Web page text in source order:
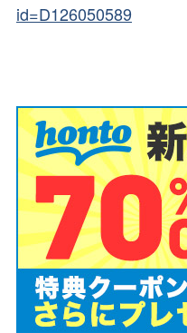
id=D126050589